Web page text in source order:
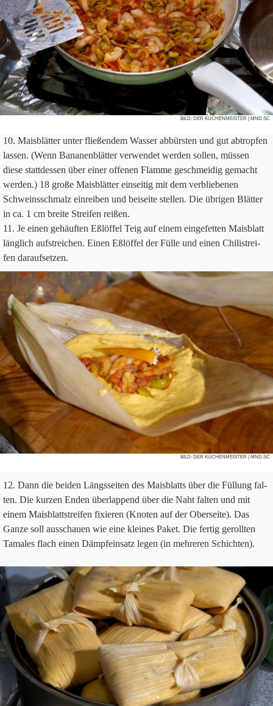
BILD: DER KÜCHENMEISTER | MND.SC
Mais­blät­ter unter flie­ßen­dem Was­ser abbür­sten und gut abtrop­fen
las­sen. (Wenn Bana­nen­blät­ter ver­wen­det wer­den sol­len, müs­sen
diese statt­des­sen über einer offe­nen Flamme geschmei­dig gemacht
wer­den.) 18 große Mais­blät­ter ein­sei­tig mit dem ver­blie­be­nen
Schweins­schmalz ein­rei­ben und bei­seite stel­len. Die übri­gen Blät­ter
in ca. 1 cm breite Strei­fen reißen.
Je einen gehäuf­ten Eßlöf­fel Teig auf einem ein­ge­fet­ten Mais­blatt
läng­lich auf­strei­chen. Einen Eßlöf­fel der Fülle und einen Chi­li­strei­
fen daraufsetzen.
BILD: DER KÜCHENMEISTER | MND.SC
Dann die bei­den Längs­sei­ten des Mais­blatts über die Fül­lung fal­
ten. Die kur­zen Enden über­lap­pend über die Naht fal­ten und mit
einem Mais­blatt­strei­fen fixie­ren (Kno­ten auf der Ober­seite). Das
Ganze soll aus­schauen wie eine klei­nes Paket. Die fer­tig geroll­ten
Tama­les flach einen Dämpf­ein­satz legen (in meh­re­ren Schichten).